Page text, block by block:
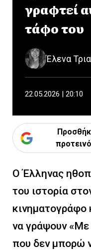
γραφτεί
τάφο του
Έλενα
22.05.2026 | 20:10
Ο Έλληνας
του ιστορία
κινηματογράφο
να γράψουν «Με
που δεν μπορώ